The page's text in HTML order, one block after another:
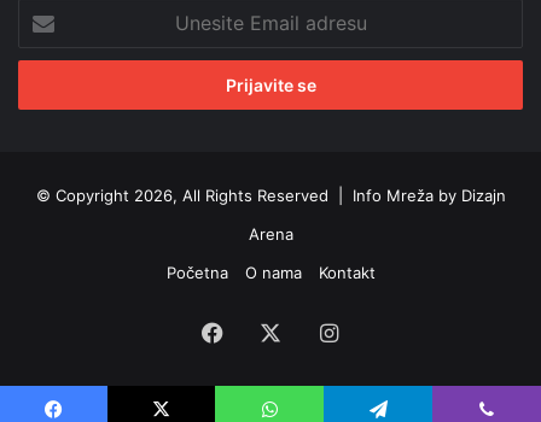
Email
adresu
© Copyright 2026, All Rights Reserved | Info Mreža by Dizajn
Arena
Početna
O nama Kontakt
Facebook Instagram